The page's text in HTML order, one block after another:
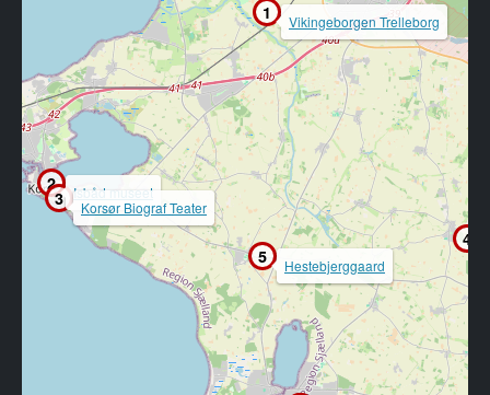
1
2
3
4
5
Vikingeborgen Trelleborg
Isbåd museet
Korsør Biograf Teater
Hestebjerggaard